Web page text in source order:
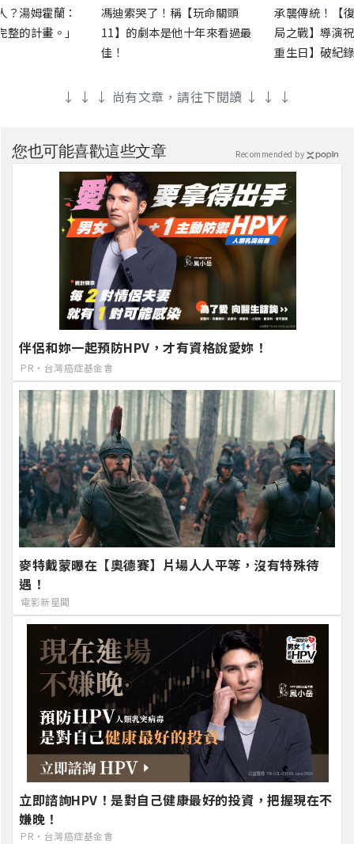
？湯姆霍蘭：
的計畫。」
馮迪索哭了！稱【玩命關頭
11】的劇本是他十年來看過最
佳！
承襲傳統！【
局之戰】導演
重生日】破紀
↓ ↓ ↓ 尚有文章，請往下閱讀 ↓ ↓ ↓
您也可能喜歡這些文章
伴侶和妳一起預防HPV，才有資格說愛妳！
PR・台灣癌症基金會
麥特戴蒙曝在【奧德賽】片場人人平等，沒有特殊待
遇！
電影新星聞
立即諮詢HPV！是對自己健康最好的投資，把握現在不
嫌晚！
PR・台灣癌症基金會
Recommended by